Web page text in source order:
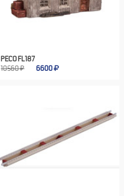
PECO FL187
10560 ₽
6600